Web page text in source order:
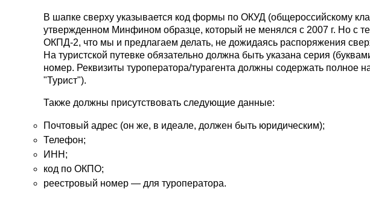
В шапке сверху указывается код формы по ОКУД (общероссийскому
утвержденном Минфином образце, который не менялся с 2007 г. Но с
ОКПД-2, что мы и предлагаем делать, не дожидаясь распоряжения
На туристской путевке обязательно должна быть указана серия
номер. Реквизиты туроператора/турагента должны содержать полное
"Турист").
Также должны присутствовать следующие данные:
Почтовый адрес (он же, в идеале, должен быть юридическим);
Телефон;
ИНН;
код по ОКПО;
реестровый номер — для туроператора.